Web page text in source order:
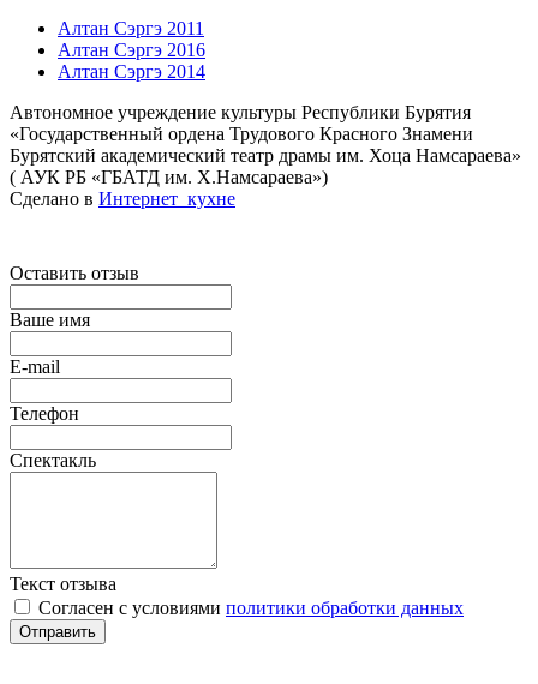
Алтан Сэргэ 2011
Алтан Сэргэ 2016
Алтан Сэргэ 2014
Автономное учреждение культуры Республики Бурятия
«Государственный ордена Трудового Красного Знамени
Бурятский академический театр драмы им. Хоца Намсараева»
( АУК РБ «ГБАТД им. Х.Намсараева»)
Сделано в Интернет_кухне
Оставить отзыв
Ваше имя
E-mail
Телефон
Спектакль
Текст отзыва
Согласен с условиями политики обработки данных
Отправить